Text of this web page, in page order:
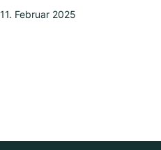
11. Februar 2025